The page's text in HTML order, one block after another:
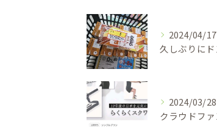
2024/04/17
2024/03/28